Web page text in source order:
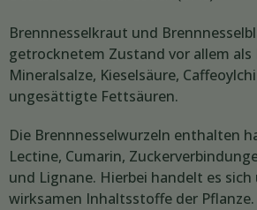
Brennnesselkraut und
getrocknetem Zustand vor allem
Mineralsalze, Kieselsäure,
ungesättigte Fettsäuren.
Die Brennnesselwurzeln enthalten
Lectine, Cumarin,
und Lignane. Hierbei handelt es
wirksamen Inhaltsstoffe der Pflanze.